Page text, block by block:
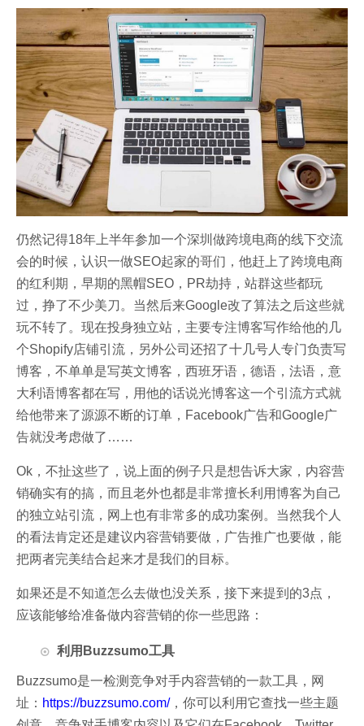
仍然记得18年上半年参加一个深圳做跨境电商的线下交流
会的时候，认识一做SEO起家的哥们，他赶上了跨境电商
的红利期，早期的黑帽SEO，PR劫持，站群这些都玩
过，挣了不少美刀。当然后来Google改了算法之后这些就
玩不转了。现在投身独立站，主要专注博客写作给他的几
个Shopify店铺引流，另外公司还招了十几号人专门负责写
博客，不单单是写英文博客，西班牙语，德语，法语，意
大利语博客都在写，用他的话说光博客这一个引流方式就
给他带来了源源不断的订单，Facebook广告和Google广
告就没考虑做了……
Ok，不扯这些了，说上面的例子只是想告诉大家，内容营
销确实有的搞，而且老外也都是非常擅长利用博客为自己
的独立站引流，网上也有非常多的成功案例。当然我个人
的看法肯定还是建议内容营销要做，广告推广也要做，能
把两者完美结合起来才是我们的目标。
如果还是不知道怎么去做也没关系，接下来提到的3点，
应该能够给准备做内容营销的你一些思路：
利用Buzzsumo工具
Buzzsumo是一检测竞争对手内容营销的一款工具，网
址： https://buzzsumo.com/，你可以利用它查找一些主题